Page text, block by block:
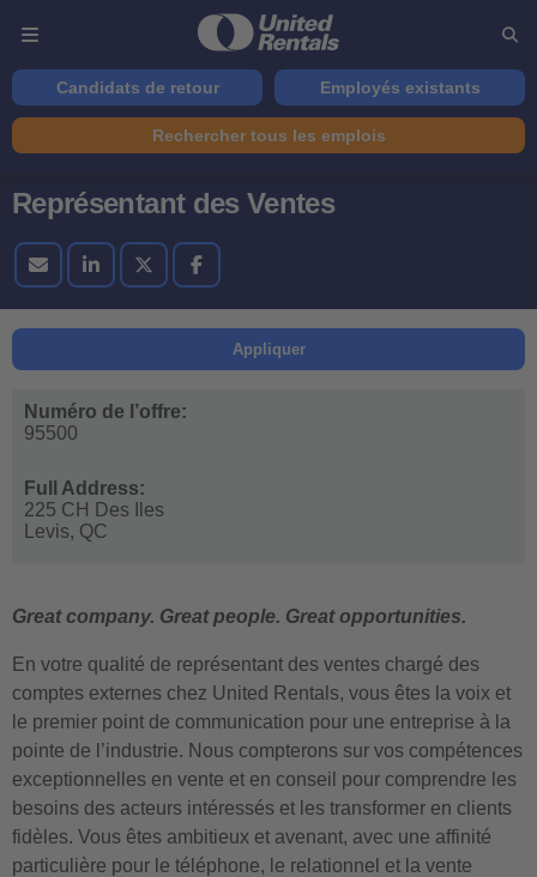
Candidats de retour Employés existants
Rechercher tous les emplois
Représentant des Ventes
Appliquer
Numéro de l’offre:
95500
Full Address:
225 CH Des Iles
Levis, QC
Great company. Great people. Great opportunities.
En votre qualité de représentant des ventes chargé des
comptes externes chez United Rentals, vous êtes la voix et
le premier point de communication pour une entreprise à la
pointe de l’industrie. Nous compterons sur vos compétences
exceptionnelles en vente et en conseil pour comprendre les
besoins des acteurs intéressés et les transformer en clients
fidèles. Vous êtes ambitieux et avenant, avec une affinité
particulière pour le téléphone, le relationnel et la vente